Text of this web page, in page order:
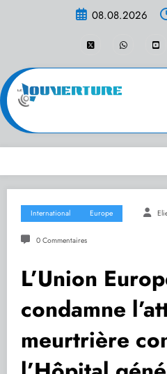
08.08.2026
International Europe
0 Commentaires
L’Union
condamne
meurtrière